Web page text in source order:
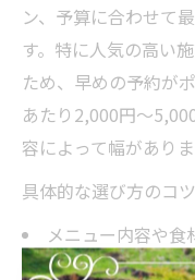
ン、予算に合わせて
す。特に人気の高い
ため、早めの予約が
あたり2,000円～
容によって幅がありま
具体的な選び方のコツ
メニュー内容や食
設備（屋根付き・